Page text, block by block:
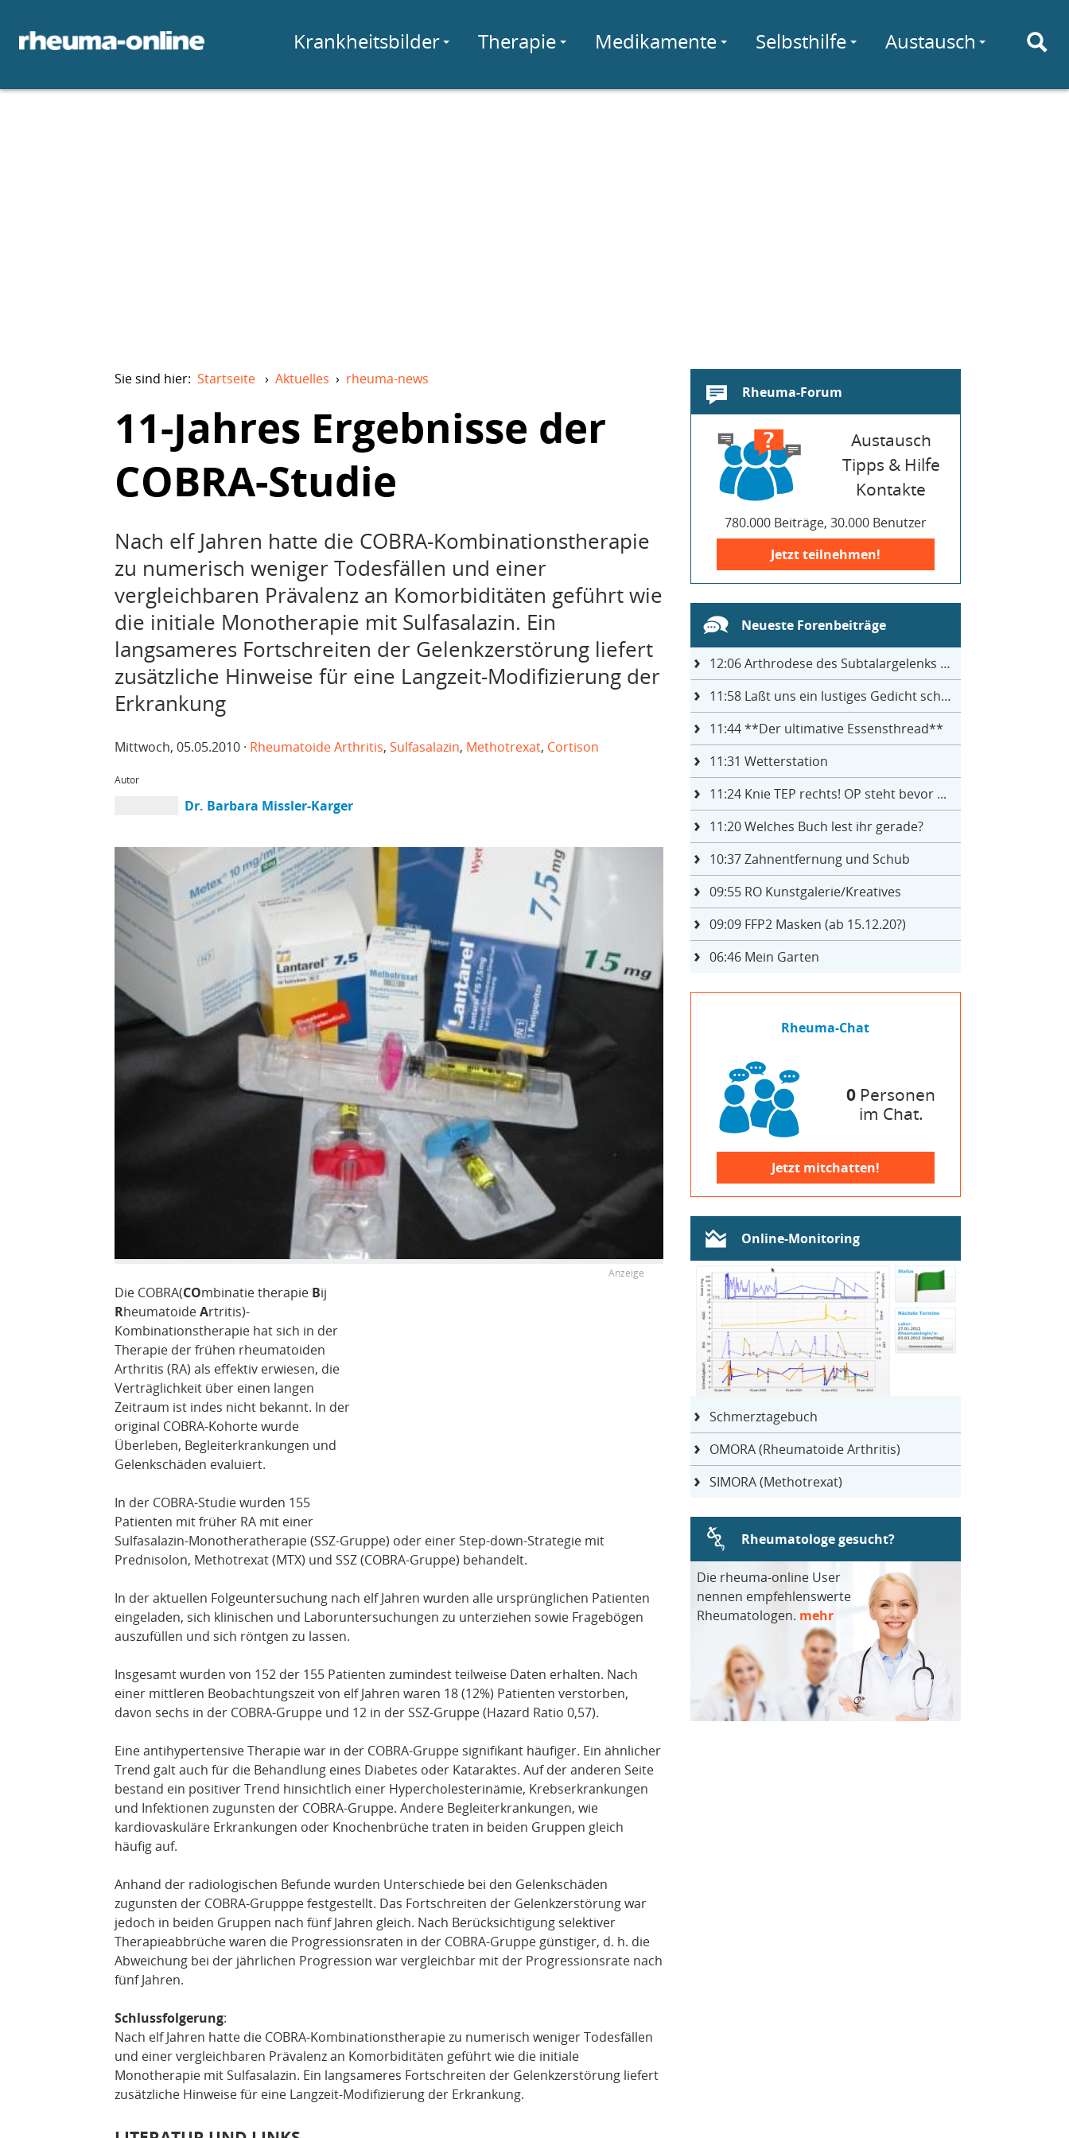
Krankheitsbilder Therapie Medikamente Selbsthilfe Austausch
Sie sind hier: Startseite › Aktuelles › rheuma-news
11-Jahres Ergebnisse der
COBRA-Studie
Nach elf Jahren hatte die COBRA-Kombinationstherapie
zu numerisch weniger Todesfällen und einer
vergleichbaren Prävalenz an Komorbiditäten geführt wie
die initiale Monotherapie mit Sulfasalazin. Ein
langsameres Fortschreiten der Gelenkzerstörung liefert
zusätzliche Hinweise für eine Langzeit-Modifizierung der
Erkrankung
Mittwoch, 05.05.2010 · Rheumatoide Arthritis, Sulfasalazin, Methotrexat, Cortison
Autor
Dr. Barbara Missler-Karger
Die COBRA(COmbinatie therapie Bij
RheumatoideArtritis)-
Kombinationstherapie hat sich in der
Therapie der frühen rheumatoiden
Arthritis (RA) als effektiv erwiesen, die
Verträglichkeit über einen langen
Zeitraum ist indes nicht bekannt. In der
original COBRA-Kohorte wurde
Überleben, Begleiterkrankungen und
Gelenkschäden evaluiert.
In der COBRA-Studie wurden 155
Patienten mit früher RA mit einer
Sulfasalazin-Monotheratherapie (SSZ-Gruppe) oder einer Step-down-Strategie mit
Prednisolon, Methotrexat (MTX) und SSZ (COBRA-Gruppe) behandelt.
In der aktuellen Folgeuntersuchung nach elf Jahren wurden alle ursprünglichen Patienten
eingeladen, sich klinischen und Laboruntersuchungen zu unterziehen sowie Fragebögen
auszufüllen und sich röntgen zu lassen.
Insgesamt wurden von 152 der 155 Patienten zumindest teilweise Daten erhalten. Nach
einer mittleren Beobachtungszeit von elf Jahren waren 18 (12%) Patienten verstorben,
davon sechs in der COBRA-Gruppe und 12 in der SSZ-Gruppe (Hazard Ratio 0,57).
Eine antihypertensive Therapie war in der COBRA-Gruppe signifikant häufiger. Ein ähnlicher
Trend galt auch für die Behandlung eines Diabetes oder Kataraktes. Auf der anderen Seite
bestand ein positiver Trend hinsichtlich einer Hypercholesterinämie, Krebserkrankungen
und Infektionen zugunsten der COBRA-Gruppe. Andere Begleiterkrankungen, wie
kardiovaskuläre Erkrankungen oder Knochenbrüche traten in beiden Gruppen gleich
häufig auf.
Anhand der radiologischen Befunde wurden Unterschiede bei den Gelenkschäden
zugunsten der COBRA-Grupppe festgestellt. Das Fortschreiten der Gelenkzerstörung war
jedoch in beiden Gruppen nach fünf Jahren gleich. Nach Berücksichtigung selektiver
Therapieabbrüche waren die Progressionsraten in der COBRA-Gruppe günstiger, d. h. die
Abweichung bei der jährlichen Progression war vergleichbar mit der Progressionsrate nach
fünf Jahren.
Schlussfolgerung:
Nach elf Jahren hatte die COBRA-Kombinationstherapie zu numerisch weniger Todesfällen
und einer vergleichbaren Prävalenz an Komorbiditäten geführt wie die initiale
Monotherapie mit Sulfasalazin. Ein langsameres Fortschreiten der Gelenkzerstörung liefert
zusätzliche Hinweise für eine Langzeit-Modifizierung der Erkrankung.
Rheuma-Forum
Austausch
Tipps & Hilfe
Kontakte
780.000 Beiträge, 30.000 Benutzer
Jetzt teilnehmen!
Neueste Forenbeiträge
12:06Arthrodese des Subtalargelenks mit 27
11:58Laßt uns ein lustiges Gedicht schreiben- jeder einen Satz
11:44**Der ultimative Essensthread**
11:31 Wetterstation
11:24Knie TEP rechts! OP steht bevor ...
11:20Welches Buch lest ihr gerade?
10:37Zahnentfernung und Schub
09:55RO Kunstgalerie/Kreatives
09:09FFP2 Masken (ab 15.12.20?)
06:46Mein Garten
Rheuma-Chat
0 Personen
im Chat.
Jetzt mitchatten!
Online-Monitoring
Schmerztagebuch
OMORA (Rheumatoide Arthritis)
SIMORA (Methotrexat)
Rheumatologe gesucht?
Die rheuma-online User
nennen empfehlenswerte
Rheumatologen. mehr